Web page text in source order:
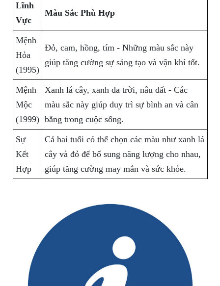
Lĩnh
Vực
Màu Sắc Phù Hợp
Mệnh
Hỏa
(1995)
Đỏ, cam, hồng, tím - Những màu sắc này
giúp tăng cường sự sáng tạo và vận khí tốt.
Mệnh
Mộc
(1999)
Xanh lá cây, xanh da trời, nâu đất - Các
màu sắc này giúp duy trì sự bình an và cân
bằng trong cuộc sống.
Sự
Kết
Hợp
Cả hai tuổi có thể chọn các màu như xanh lá
cây và đỏ để bổ sung năng lượng cho nhau,
giúp tăng cường may mắn và sức khỏe.